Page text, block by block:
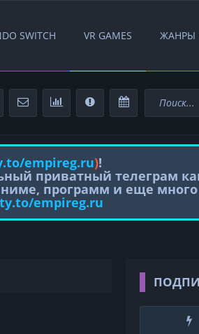
SWITCH VR GAMES ЖАНРЫ
empireg.ru)!
приватный телеграм
программ и еще много
empireg.ru